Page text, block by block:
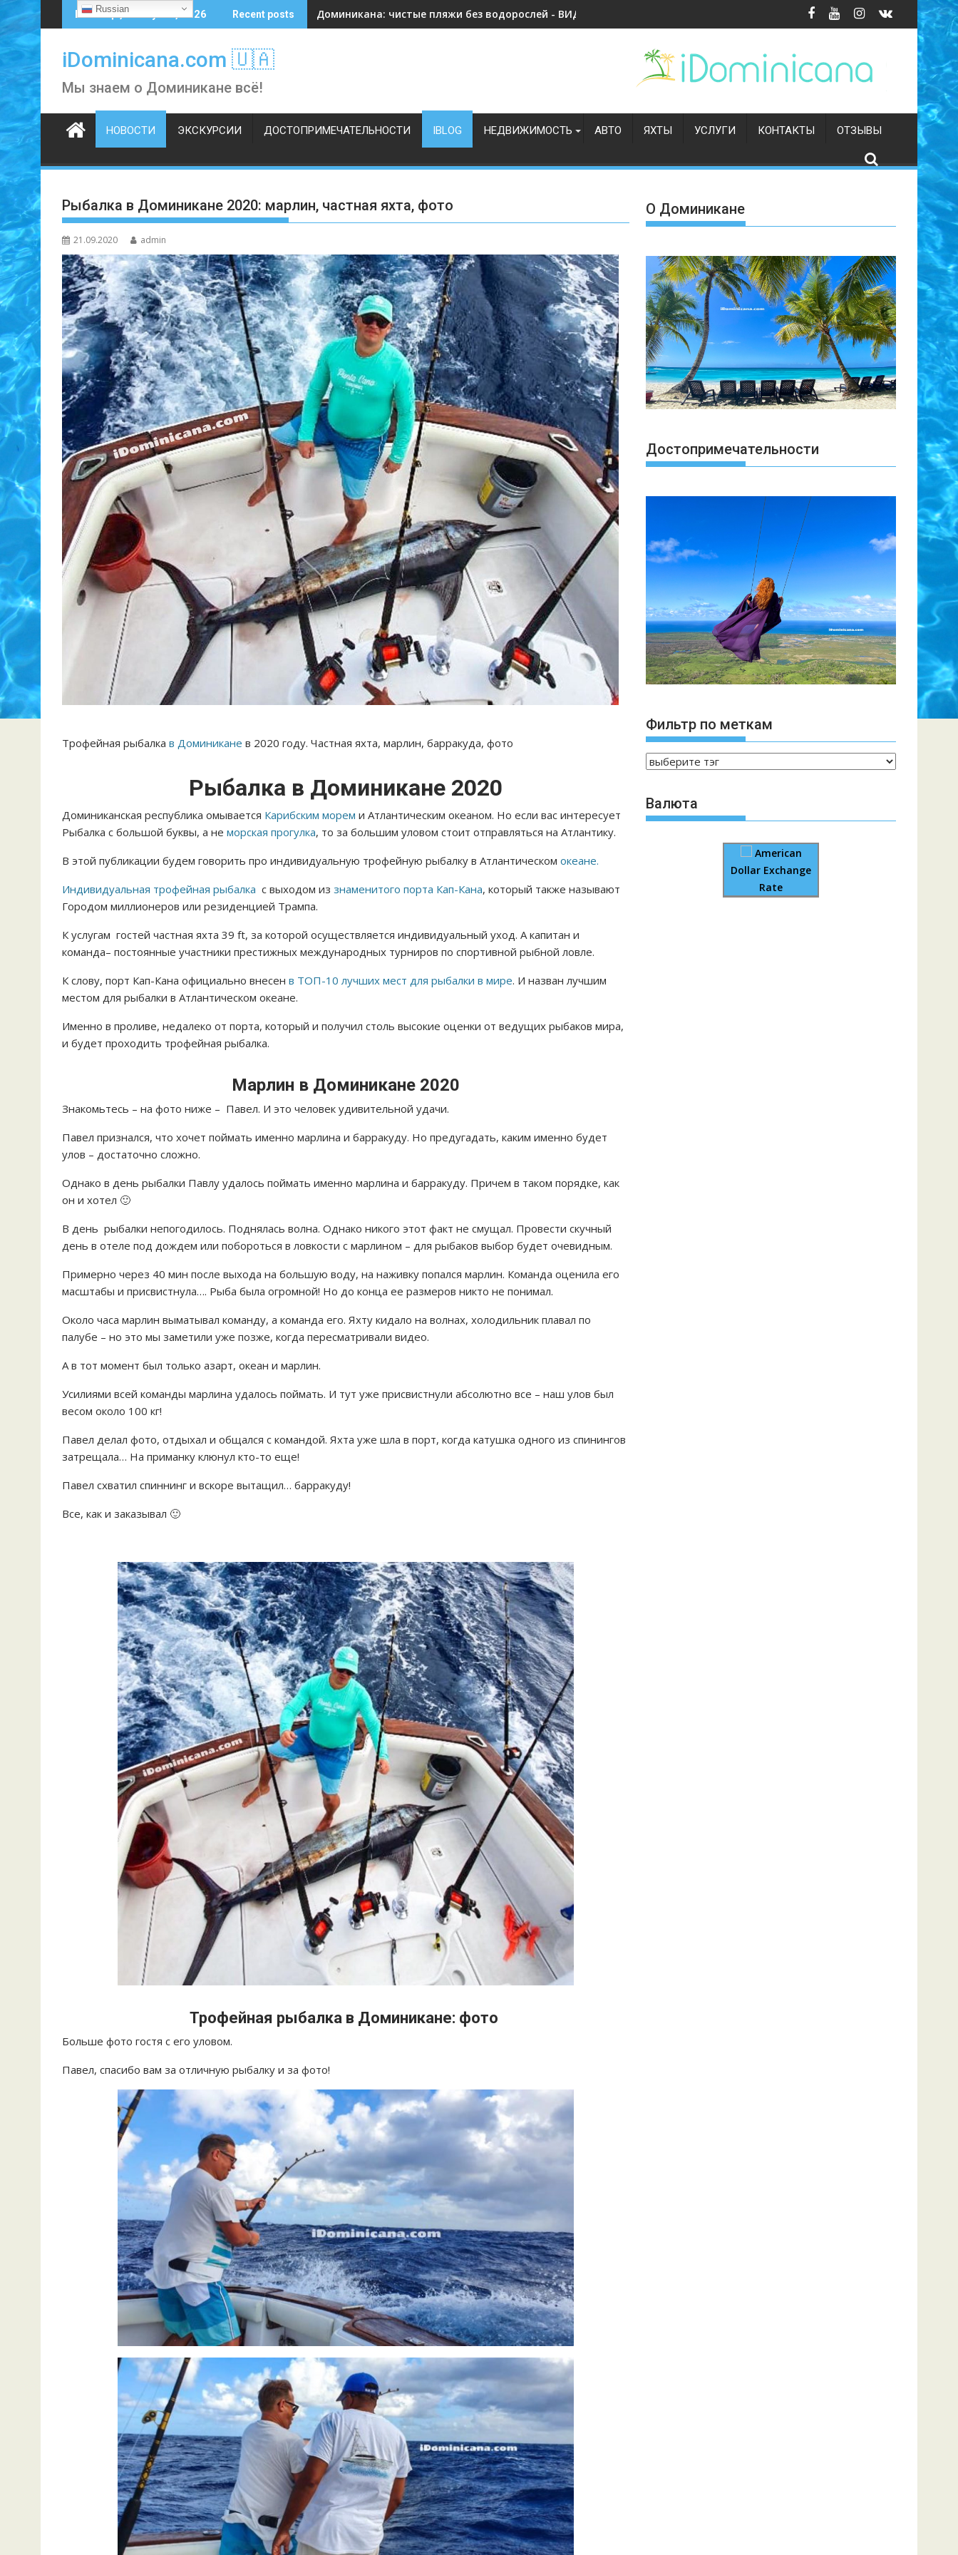
Skip
to
Пятница, 7 августа, 2026 Recent posts Доминикана: чистые пляжи без водорослей - ВИДЕО
iDominicana.com 🇺🇦
Мы знаем о Доминикане всё!
НОВОСТИ ЭКСКУРСИИ ДОСТОПРИМЕЧАТЕЛЬНОСТИ IBLOG НЕДВИЖИМОСТЬ АВТО ЯХТЫ УСЛУГИ КОНТАКТЫ ОТЗЫВЫ
Рыбалка в Доминикане 2020: марлин, частная яхта, фото
21.09.2020 admin
Трофейная рыбалка в Доминикане в 2020 году. Частная яхта, марлин, барракуда, фото
Рыбалка в Доминикане 2020
Доминиканская республика омывается Карибским морем и Атлантическим океаном. Но если вас интересует
Рыбалка с большой буквы, а не морская прогулка, то за большим уловом стоит отправляться на Атлантику.
В этой публикации будем говорить про индивидуальную трофейную рыбалку в Атлантическом океане.
Индивидуальная трофейная рыбалка с выходом из знаменитого порта Кап-Кана, который также называют
Городом миллионеров или резиденцией Трампа.
К услугам гостей частная яхта 39 ft, за которой осуществляется индивидуальный уход. А капитан и
команда– постоянные участники престижных международных турниров по спортивной рыбной ловле.
К слову, порт Кап-Кана официально внесен в ТОП-10 лучших мест для рыбалки в мире. И назван лучшим
местом для рыбалки в Атлантическом океане.
Именно в проливе, недалеко от порта, который и получил столь высокие оценки от ведущих рыбаков мира,
и будет проходить трофейная рыбалка.
Марлин в Доминикане 2020
Знакомьтесь – на фото ниже – Павел. И это человек удивительной удачи.
Павел признался, что хочет поймать именно марлина и барракуду. Но предугадать, каким именно будет
улов – достаточно сложно.
Однако в день рыбалки Павлу удалось поймать именно марлина и барракуду. Причем в таком порядке, как
он и хотел 🙂
В день рыбалки непогодилось. Поднялась волна. Однако никого этот факт не смущал. Провести скучный
день в отеле под дождем или побороться в ловкости с марлином – для рыбаков выбор будет очевидным.
Примерно через 40 мин после выхода на большую воду, на наживку попался марлин. Команда оценила его
масштабы и присвистнула…. Рыба была огромной! Но до конца ее размеров никто не понимал.
Около часа марлин выматывал команду, а команда его. Яхту кидало на волнах, холодильник плавал по
палубе – но это мы заметили уже позже, когда пересматривали видео.
А в тот момент был только азарт, океан и марлин.
Усилиями всей команды марлина удалось поймать. И тут уже присвистнули абсолютно все – наш улов был
весом около 100 кг!
Павел делал фото, отдыхал и общался с командой. Яхта уже шла в порт, когда катушка одного из спинингов
затрещала… На приманку клюнул кто-то еще!
Павел схватил спиннинг и вскоре вытащил… барракуду!
Все, как и заказывал 🙂
Трофейная рыбалка в Доминикане: фото
Больше фото гостя с его уловом.
Павел, спасибо вам за отличную рыбалку и за фото!
О Доминикане
Достопримечательности
Фильтр по меткам
Валюта
American
Dollar Exchange
Rate
Russian